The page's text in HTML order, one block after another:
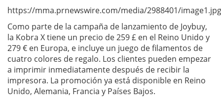
https://mma.prnewswire.com/media/2988401/image1.jpg
Como parte de la campaña de lanzamiento de Joybuy,
la Kobra X tiene un precio de 259 £ en el Reino Unido y
279 € en Europa, e incluye un juego de filamentos de
cuatro colores de regalo. Los clientes pueden empezar
a imprimir inmediatamente después de recibir la
impresora. La promoción ya está disponible en Reino
Unido, Alemania, Francia y Países Bajos.